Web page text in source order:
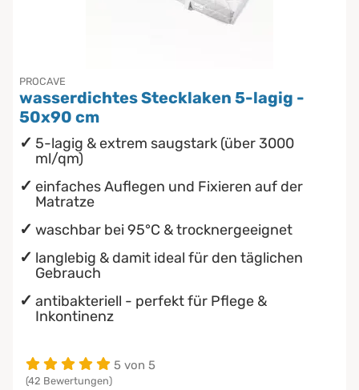
PROCAVE
wasserdichtes Stecklaken 5-lagig -
50x90 cm
5-lagig & extrem saugstark (über 3000
ml/qm)
einfaches Auflegen und Fixieren auf der
Matratze
waschbar bei 95°C & trocknergeeignet
langlebig & damit ideal für den täglichen
Gebrauch
antibakteriell - perfekt für Pflege &
Inkontinenz
5 von 5
(42 Bewertungen)
Die besten Sommerbettdecken
Die richtige Matratze kaufen